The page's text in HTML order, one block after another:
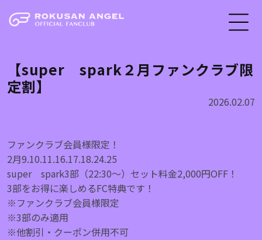
【super spark２月ファンクラブ限
定割】
2026.02.07
ファンクラブ会員様限定！
2月9.10.11.16.17.18.24.25
super spark3部（22:30〜）セット料金2,000円OFF！
3部をお得に楽しめるFC特典です！
※ファンクラブ会員様限定
※3部のみ適用
※他割引・クーポン併用不可